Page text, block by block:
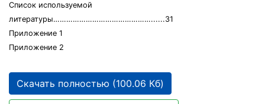
Список используемой
литературы………………………………………......31
Приложение 1
Приложение 2
Скачать полностью (100.06 Кб)